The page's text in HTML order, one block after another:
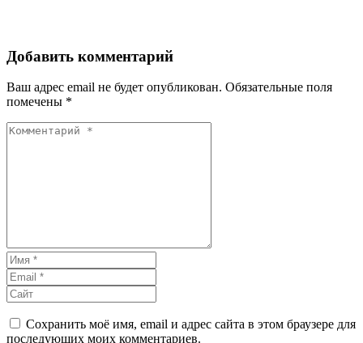
Добавить комментарий
Ваш адрес email не будет опубликован. Обязательные поля
помечены *
Сохранить моё имя, email и адрес сайта в этом браузере для
последующих моих комментариев.